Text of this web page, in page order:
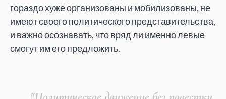
гораздо хуже организованы и мобилизованы, не
имеют своего политического представительства,
и важно осознавать, что вряд ли именно левые
смогут им его предложить.